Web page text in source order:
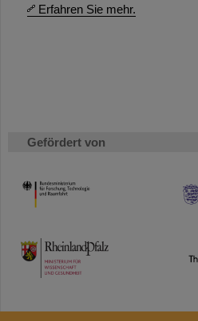
Erfahren Sie mehr.
Gefördert von
HMWK
TMWWDG